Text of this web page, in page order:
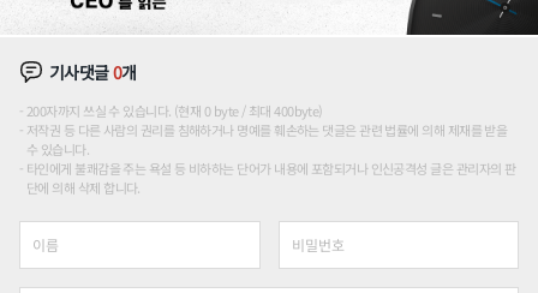
기사댓글0개
200자까지 쓰실 수 있습니다. (현재 0 byte / 최대 400byte)
저작권 등 다른 사람의 권리를 침해하거나 명예를 훼손하는 댓글은 관련 법률에 의해 제재를 받을
수 있습니다.
타인에게 불쾌감을 주는 욕설 등 비하하는 단어가 내용에 포함되거나 인신공격성 글은 관리자의 판
단에 의해 삭제 합니다.